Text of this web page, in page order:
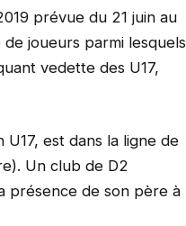
prévue du 21 juin au
joueurs parmi lesquels
vedette des U17,
est dans la ligne de
Un club de D2
présence de son père à